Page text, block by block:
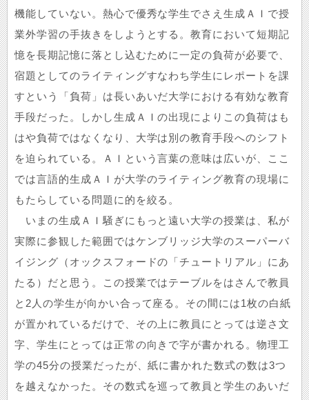
機能していない。熱心で優秀な学生でさえ生成ＡＩで授
業外学習の手抜きをしようとする。教育において短期記
憶を長期記憶に落とし込むために一定の負荷が必要で、
宿題としてのライティングすなわち学生にレポートを課
すという「負荷」は長いあいだ大学における有効な教育
手段だった。しかし生成ＡＩの出現によりこの負荷はも
はや負荷ではなくなり、大学は別の教育手段へのシフト
を迫られている。ＡＩという言葉の意味は広いが、ここ
では言語的生成ＡＩが大学のライティング教育の現場に
もたらしている問題に的を絞る。
いまの生成ＡＩ騒ぎにもっと遠い大学の授業は、私が
実際に参観した範囲ではケンブリッジ大学のスーパーバ
イジング（オックスフォードの「チュートリアル」にあ
たる）だと思う。この授業ではテーブルをはさんで教員
と2人の学生が向かい合って座る。その間には1枚の白紙
が置かれているだけで、その上に教員にとっては逆さ文
字、学生にとっては正常の向きで字が書かれる。物理工
学の45分の授業だったが、紙に書かれた数式の数は3つ
を越えなかった。その数式を巡って教員と学生のあいだ